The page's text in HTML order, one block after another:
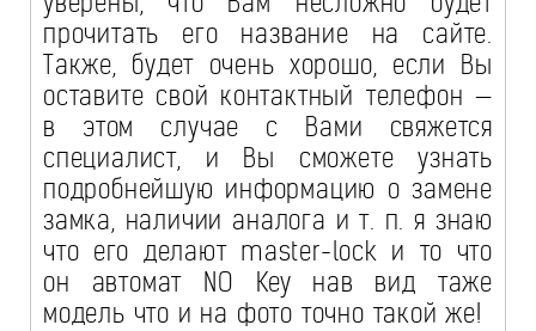
прочитать его название на сайте.
Также, будет очень хорошо, если Вы
оставите свой контактный телефон —
в этом случае с Вами свяжется
специалист, и Вы сможете узнать
подробнейшую информацию о замене
замка, наличии аналога и т. п. я знаю
что его делают master-lock и то что
он автомат NO Key нав вид таже
модель что и на фото точно такой же!